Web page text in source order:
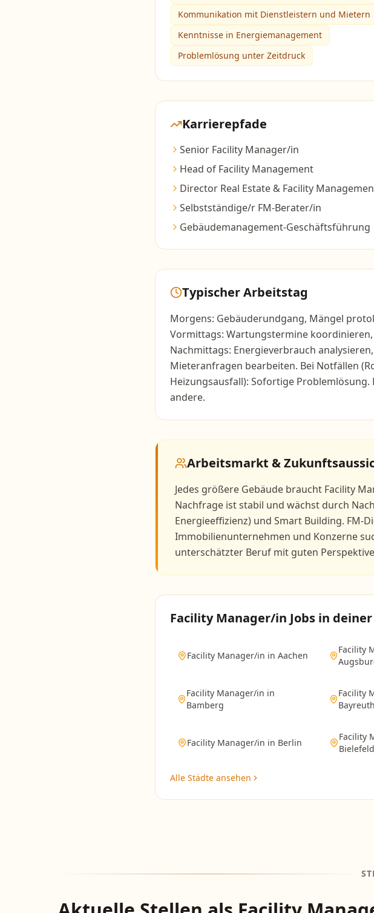
Kommunikation mit Dienstleistern und Mietern
Kenntnisse in Energiemanagement
Problemlösung unter Zeitdruck
Karrierepfade
Senior Facility Manager/in
Head of Facility Management
Director Real Estate & Facility
Selbstständige/r FM-Berater/in
Gebäudemanagement-Geschäftsführung
Typischer Arbeitstag
Morgens: Gebäuderundgang, Mängel
Vormittags: Wartungstermine
Nachmittags: Energieverbrauch
Mieteranfragen bearbeiten. Bei Notfällen
Heizungsausfall): Sofortige Problemlösung.
andere.
Arbeitsmarkt &
Jedes größere Gebäude braucht Facility
Nachfrage ist stabil und wächst durch
Energieeffizienz) und Smart Building. FM-
Immobilienunternehmen und Konzerne
unterschätzter Beruf mit guten
Facility Manager/in Jobs in
Facility Manager/in in Aachen
Facility
Facility Manager/in in
Bamberg
Facility
Bayreuth
Facility Manager/in in Berlin
Facility
Bielefeld
Alle Städte ansehen